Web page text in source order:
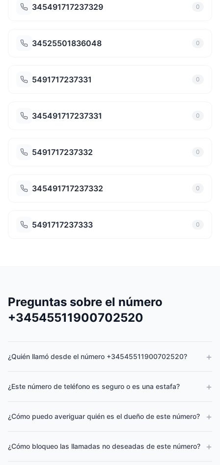
345491717237329 0
34525501836048 0
5491717237331 0
345491717237331 0
5491717237332 0
345491717237332 0
5491717237333 0
Preguntas sobre el número
+34545511900702520
¿Quién llamó desde el número +34545511900702520? +
¿Este número de teléfono es seguro o es una estafa? +
¿Cómo puedo averiguar quién es el dueño de este número? +
¿Cómo bloqueo las llamadas no deseadas de este número? +